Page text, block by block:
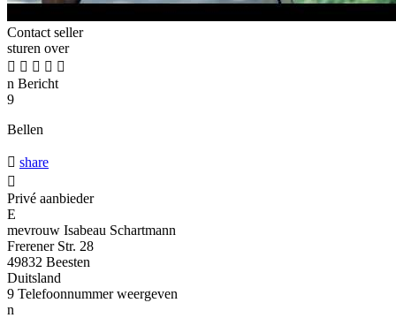
Contact seller
sturen over
    
n Bericht
9
Bellen
 share

Privé aanbieder
E
mevrouw Isabeau Schartmann
Frerener Str. 28
49832 Beesten
Duitsland
9 Telefoonnummer weergeven
n